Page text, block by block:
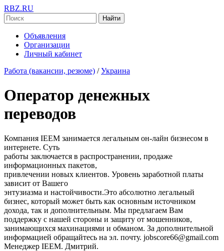
RBZ.RU
Найти
Объявления
Организации
Личный кабинет
Работа (вакансии, резюме) / Украина
Оператор денежных
переводов
Компания IEEM занимается легальным он-лайн бизнесом в
интернете. Суть
работы заключается в распространении, продаже
информационных пакетов,
привлечении новых клиентов. Уровень заработной платы
зависит от Вашего
энтузиазма и настойчивости.Это абсолютно легальный
бизнес, который может быть как основным источником
дохода, так и дополнительным. Мы предлагаем Вам
поддержку с нашей стороны и защиту от мошенников,
занимающихся махинациями и обманом. За дополнительной
информацией обращайтесь на эл. почту. jobscore66@gmail.com
Менеджер IEEM. Дмитрий.